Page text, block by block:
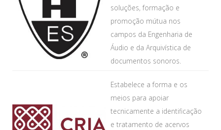
soluções, formação e
promoção mútua nos
campos da Engenharia de
Áudio e da Arquivística de
documentos sonoros.
Estabelece a forma e os
meios para apoiar
tecnicamente a identificação
e tratamento de acervos